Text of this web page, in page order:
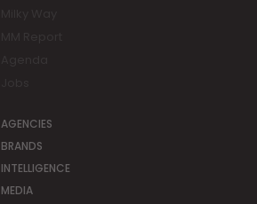
AGENCIES
BRANDS
INTELLIGENCE
MEDIA